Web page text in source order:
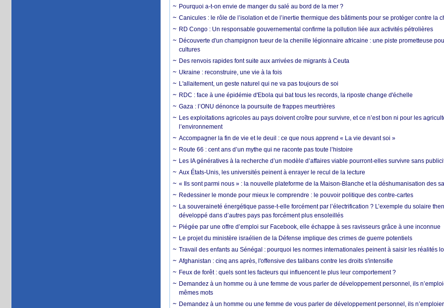
Pourquoi a-t-on envie de manger du salé au bord de la mer ?
Canicules : le rôle de l’isolation et de l’inertie thermique des bâtiments pour se protéger contre la
RD Congo : Un responsable gouvernemental confirme la pollution liée aux activités pétrolières
Découverte d'un champignon tueur de la chenille légionnaire africaine : une piste prometteuse
cultures
Des renvois rapides font suite aux arrivées de migrants à Ceuta
Ukraine : reconstruire, une vie à la fois
L'allaitement, un geste naturel qui ne va pas toujours de soi
RDC : face à une épidémie d'Ebola qui bat tous les records, la riposte change d'échelle
Gaza : l’ONU dénonce la poursuite de frappes meurtrières
Les exploitations agricoles au pays doivent croître pour survivre, et ce n’est bon ni pour les
l’environnement
Accompagner la fin de vie et le deuil : ce que nous apprend « La vie devant soi »
Route 66 : cent ans d’un mythe qui ne raconte pas toute l’histoire
Les IA génératives à la recherche d’un modèle d’affaires viable pourront-elles survivre sans
Aux États-Unis, les universités peinent à enrayer le recul de la lecture
« Ils sont parmi nous » : la nouvelle plateforme de la Maison-Blanche et la déshumanisation des
Redessiner le monde pour mieux le comprendre : le pouvoir politique des contre-cartes
La souveraineté énergétique passe-t-elle forcément par l’électrification ? L’exemple du solaire
développé dans d’autres pays pas forcément plus ensoleillés
Piégée par une offre d’emploi sur Facebook, elle échappe à ses ravisseurs grâce à une inconnue
Le projet du ministère israélien de la Défense implique des crimes de guerre potentiels
Travail des enfants au Sénégal : pourquoi les normes internationales peinent à saisir les réalités
Afghanistan : cinq ans après, l'offensive des talibans contre les droits s'intensifie
Feux de forêt : quels sont les facteurs qui influencent le plus leur comportement ?
Demandez à un homme ou à une femme de vous parler de développement personnel, ils
mêmes mots
Demandez à un homme ou une femme de vous parler de développement personnel, ils